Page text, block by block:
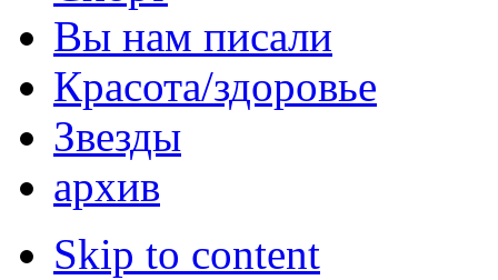
Вы нам писали
Красота/здоровье
Звезды
архив
Skip to content